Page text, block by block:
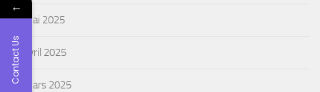
mai 2025
avril 2025
mars 2025
←
Contact Us